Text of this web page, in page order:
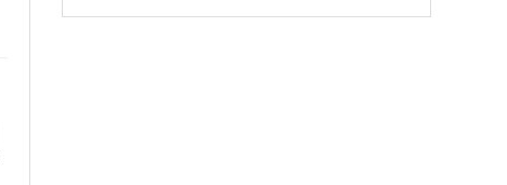
响；<&list>3.稳定器的转向胶套和球头